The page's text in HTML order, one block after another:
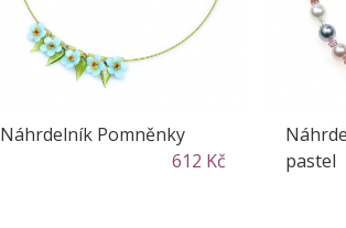
Náhrdelník Pomněnky
612 Kč
pastel